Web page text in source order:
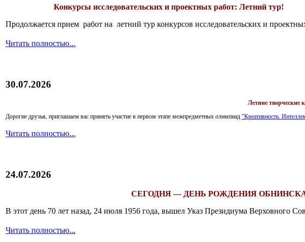
Конкурсы исследовательских и проектных работ: Летний тур!
Продолжается прием работ на летний тур конкурсов исследовательских и
Читать полностью...
30.07.2026
Летние
Дорогие друзья, приглашаем вас принять участие в первом этапе межпредметных олимпиад "Креативность.
Читать полностью...
24.07.2026
СЕГОДНЯ — ДЕНЬ РОЖДЕНИЯ
В этот день 70 лет назад, 24 июля 1956 года, вышел Указ Президиума Верховного
Читать полностью...